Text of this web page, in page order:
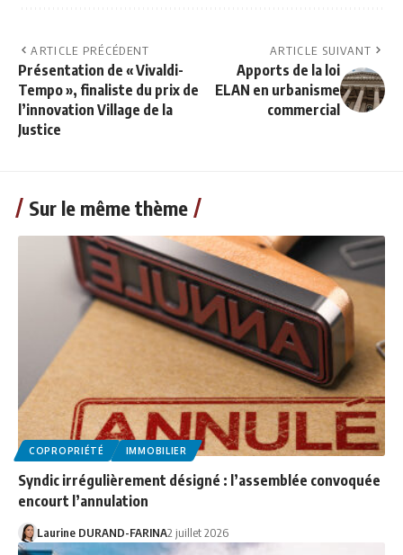
ARTICLE PRÉCÉDENT
Présentation de « Vivaldi-
Tempo », finaliste du prix de
l’innovation Village de la
Justice
ARTICLE SUIVANT
Apports de la loi
ELAN en urbanisme
commercial
Sur le même thème
COPROPRIÉTÉ IMMOBILIER
Syndic irrégulièrement désigné : l’assemblée convoquée
encourt l’annulation
Laurine DURAND-FARINA2 juillet 2026